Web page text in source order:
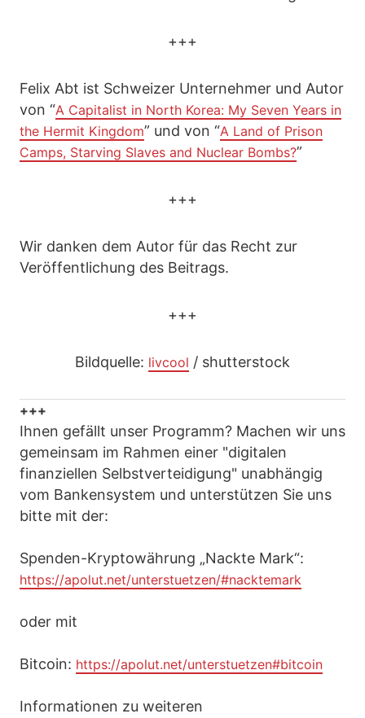
+++
Felix Abt ist Schweizer Unternehmer und Autor
von “A Capitalist in North Korea: My Seven Years in
the Hermit Kingdom” und von “A Land of Prison
Camps, Starving Slaves and Nuclear Bombs?”
+++
Wir danken dem Autor für das Recht zur
Veröffentlichung des Beitrags.
+++
Bildquelle: livcool / shutterstock
+++
Ihnen gefällt unser Programm? Machen wir uns
gemeinsam im Rahmen einer "digitalen
finanziellen Selbstverteidigung" unabhängig
vom Bankensystem und unterstützen Sie uns
bitte mit der:
Spenden-Kryptowährung „Nackte Mark“:
https://apolut.net/unterstuetzen/#nacktemark
oder mit
Bitcoin: https://apolut.net/unterstuetzen#bitcoin
Informationen zu weiteren